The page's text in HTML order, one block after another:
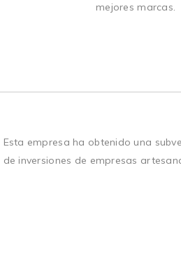
mejores marcas.
Esta empresa ha obtenido una
de inversiones de empresas